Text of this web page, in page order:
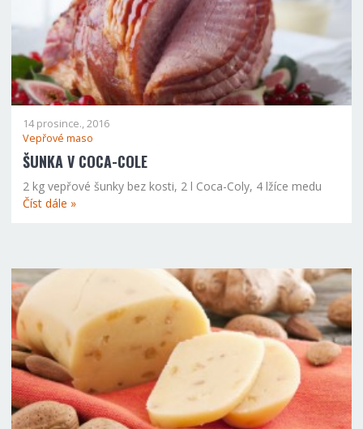
14 prosince., 2016
Vepřové maso
ŠUNKA V COCA-COLE
2 kg vepřové šunky bez kosti, 2 l Coca-Coly, 4 lžíce medu
Číst dále »